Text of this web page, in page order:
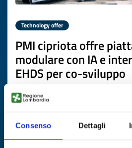
Consenso Dettagli
Technology offer
PMI cipriota offre
modulare con IA e
EHDS per co-sviluppo
ID: TOCY20260416005